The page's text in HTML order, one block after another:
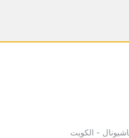
- الكويت